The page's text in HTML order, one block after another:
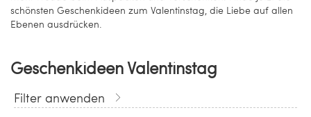
schönsten Geschenkideen zum Valentinstag, die Liebe auf allen
Ebenen ausdrücken.
Geschenkideen Valentinstag
Filter anwenden